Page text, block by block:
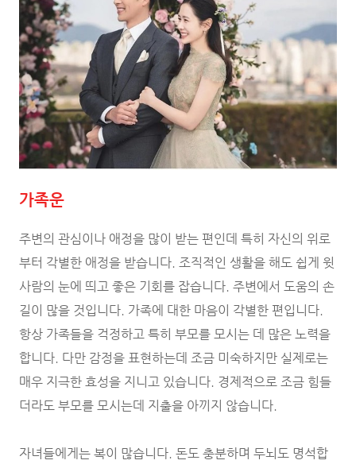
가족운
주변의 관심이나 애정을 많이 받는 편인데 특히 자신의 위로
부터 각별한 애정을 받습니다. 조직적인 생활을 해도 쉽게 윗
사람의 눈에 띄고 좋은 기회를 잡습니다. 주변에서 도움의 손
길이 많을 것입니다. 가족에 대한 마음이 각별한 편입니다.
항상 가족들을 걱정하고 특히 부모를 모시는 데 많은 노력을
합니다. 다만 감정을 표현하는데 조금 미숙하지만 실제로는
매우 지극한 효성을 지니고 있습니다. 경제적으로 조금 힘들
더라도 부모를 모시는데 지출을 아끼지 않습니다.
자녀들에게는 복이 많습니다. 돈도 충분하며 두뇌도 명석합